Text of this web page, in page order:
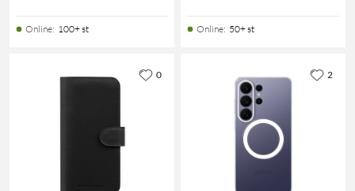
Online: 100+ st Online: 50+ st
0 2